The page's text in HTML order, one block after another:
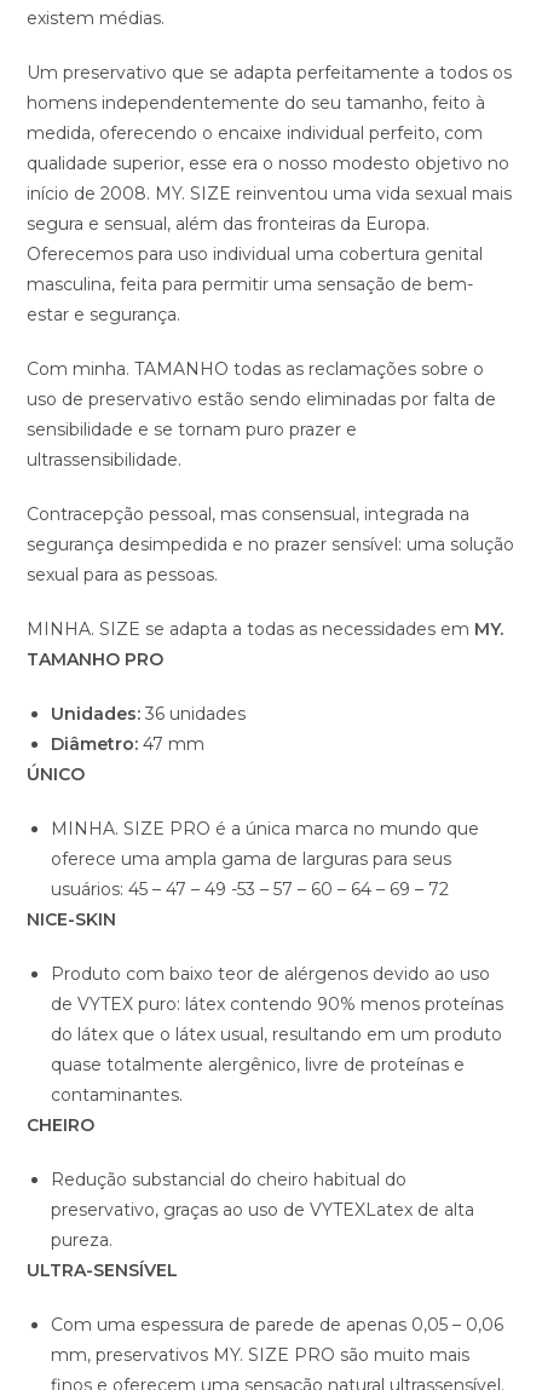
existem médias.
Um preservativo que se adapta perfeitamente a todos os
homens independentemente do seu tamanho, feito à
medida, oferecendo o encaixe individual perfeito, com
qualidade superior, esse era o nosso modesto objetivo no
início de 2008. MY. SIZE reinventou uma vida sexual mais
segura e sensual, além das fronteiras da Europa.
Oferecemos para uso individual uma cobertura genital
masculina, feita para permitir uma sensação de bem-
estar e segurança.
Com minha. TAMANHO todas as reclamações sobre o
uso de preservativo estão sendo eliminadas por falta de
sensibilidade e se tornam puro prazer e
ultrassensibilidade.
Contracepção pessoal, mas consensual, integrada na
segurança desimpedida e no prazer sensível: uma solução
sexual para as pessoas.
MINHA. SIZE se adapta a todas as necessidades em MY.
TAMANHO PRO
Unidades: 36 unidades
Diâmetro: 47 mm
ÚNICO
MINHA. SIZE PRO é a única marca no mundo que
oferece uma ampla gama de larguras para seus
usuários: 45 – 47 – 49 -53 – 57 – 60 – 64 – 69 – 72
NICE-SKIN
Produto com baixo teor de alérgenos devido ao uso
de VYTEX puro: látex contendo 90% menos proteínas
do látex que o látex usual, resultando em um produto
quase totalmente alergênico, livre de proteínas e
contaminantes.
CHEIRO
Redução substancial do cheiro habitual do
preservativo, graças ao uso de VYTEXLatex de alta
pureza.
ULTRA-SENSÍVEL
Com uma espessura de parede de apenas 0,05 – 0,06
mm, preservativos MY. SIZE PRO são muito mais
finos e oferecem uma sensação natural ultrassensível.